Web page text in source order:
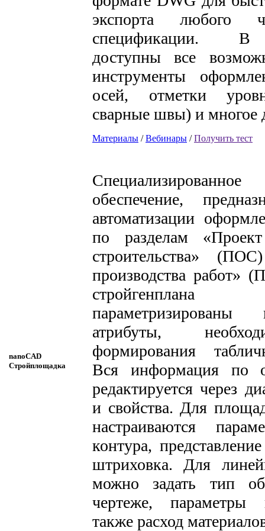
экспорта любого
спецификации. В
доступны все
инструменты
осей, отметки
сварные швы) и многое
Материалы /Вебинары /Получить тест
nanoCAD
Стройплощадка
Специализированное
обеспечение,
автоматизации
по разделам «Проект
строительства»
производства работ»
стройгенплана
атрибуты,
формирования
Вся информация по
редактируется через
и свойства. Для
настраиваются
контура,
штриховка. Для
можно задать тип
чертеже, параметры
также расход